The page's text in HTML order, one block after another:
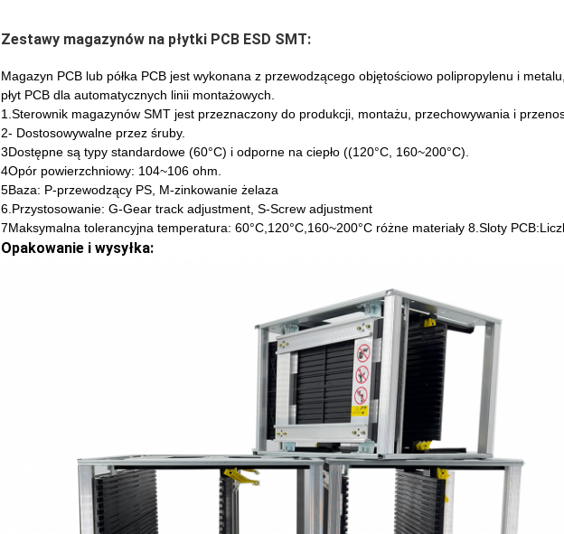
Zestawy magazynów na płytki PCB ESD SMT:
Magazyn PCB lub półka PCB jest wykonana z przewodzącego objętościowo polipropylenu i
płyt PCB dla automatycznych linii montażowych.
1.Sterownik magazynów SMT jest przeznaczony do produkcji, montażu, przechowywania i
2- Dostosowywalne przez śruby.
3Dostępne są typy standardowe (60°C) i odporne na ciepło ((120°C, 160~200°C).
4Opór powierzchniowy: 104~106 ohm.
5Baza: P-przewodzący PS, M-zinkowanie żelaza
6.Przystosowanie: G-Gear track adjustment, S-Screw adjustment
7Maksymalna tolerancyjna temperatura: 60°C,120°C,160~200°C różne materiały 8.Sloty
Opakowanie i wysyłka: